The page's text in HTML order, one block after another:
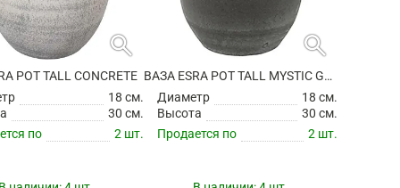
search
POT TALL CONCRETE
18 см.
30 см.
по
2 шт.
search
ВАЗА ESRA POT TALL MYSTIC GREY
Диаметр
18 см.
Высота
30 см.
Продается по
2 шт.